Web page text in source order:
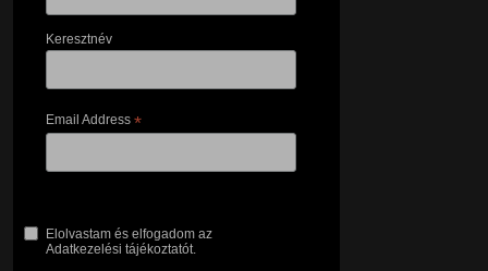
Keresztnév
Email Address *
Elolvastam és elfogadom az
Adatkezelési tájékoztatót.